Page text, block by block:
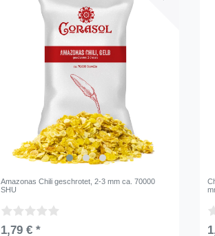
Amazonas Chili geschrotet, 2-3 mm ca. 70000
SHU
1,79 € *